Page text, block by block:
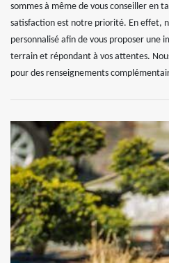
sommes à même de vous conseiller en
satisfaction est notre priorité. En effet,
personnalisé afin de vous proposer une
terrain et répondant à vos attentes.
pour des renseignements